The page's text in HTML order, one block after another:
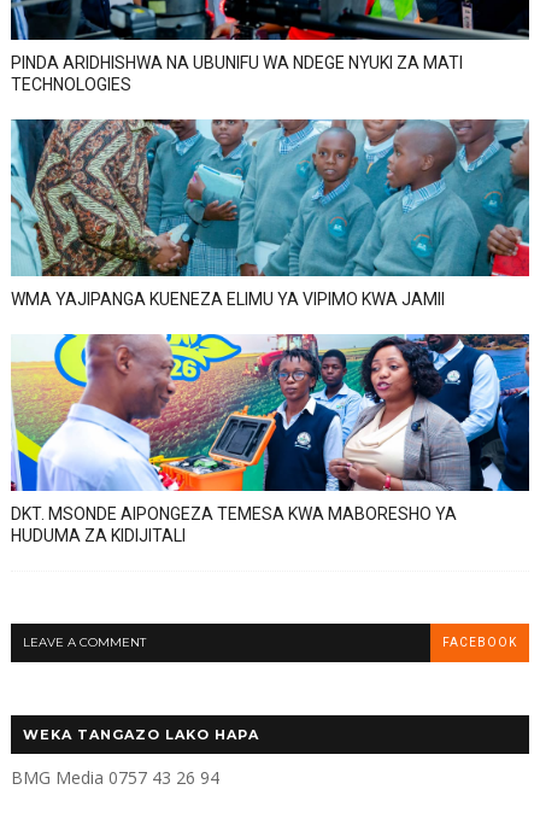
PINDA ARIDHISHWA NA UBUNIFU WA NDEGE NYUKI ZA MATI
TECHNOLOGIES
WMA YAJIPANGA KUENEZA ELIMU YA VIPIMO KWA JAMII
DKT. MSONDE AIPONGEZA TEMESA KWA MABORESHO YA
HUDUMA ZA KIDIJITALI
LEAVE A COMMENT FACEBOOK
WEKA TANGAZO LAKO HAPA
BMG Media 0757 43 26 94